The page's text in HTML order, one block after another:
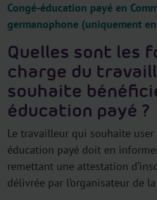
Congé-éducation payé en
germanophone (uniquement
Quelles sont les
charge du
souhaite
éducation payé ?
Le travailleur qui souhaite
éducation payé doit en
remettant une attestation
délivrée par l’organisateur de